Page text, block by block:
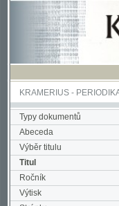
KRAMERIUS-PERIODIKA
Typy dokumentů
Abeceda
Výběr titulu
Titul
Ročník
Výtisk
Stránka